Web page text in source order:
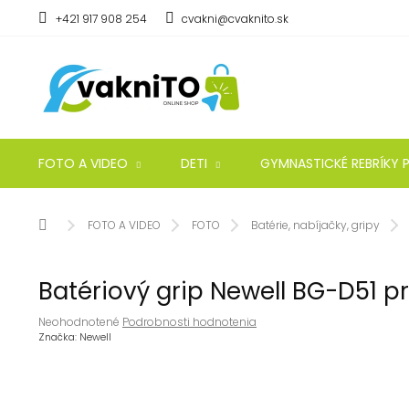
+421 917 908 254 cvakni@cvaknito.sk
FOTO A VIDEO DETI GYMNASTICKÉ REBRÍKY
DomovFOTO A VIDEO FOTO Batérie, nabíjačky, gripy
Batériový grip Newell BG-D51
Priemerné
hodnotenie
Neohodnotené Podrobnosti hodnotenia
Značka: Newell